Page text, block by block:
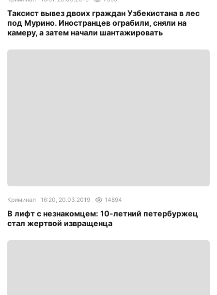
Таксист вывез двоих граждан Узбекистана в лес
под Мурино. Иностранцев ограбили, сняли на
камеру, а затем начали шантажировать
Криминал 16:20, 20.03.2019 14894
В лифт с незнакомцем: 10-летний петербуржец
стал жертвой извращенца